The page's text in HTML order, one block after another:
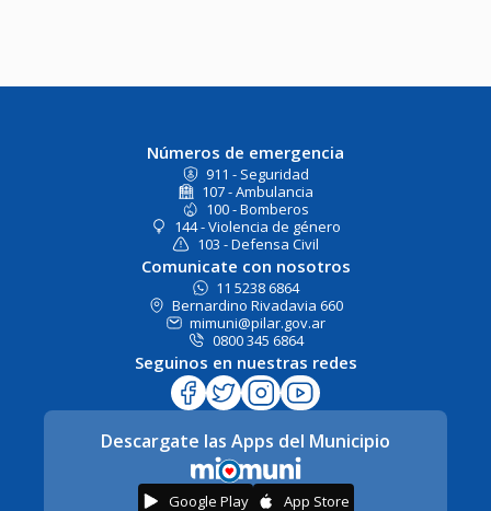
Números de emergencia
911 - Seguridad
107 - Ambulancia
100 - Bomberos
144 - Violencia de género
103 - Defensa Civil
Comunicate con nosotros
11 5238 6864
Bernardino Rivadavia 660
mimuni@pilar.gov.ar
0800 345 6864
Seguinos en nuestras redes
Descargate las Apps del Municipio
Google Play App Store